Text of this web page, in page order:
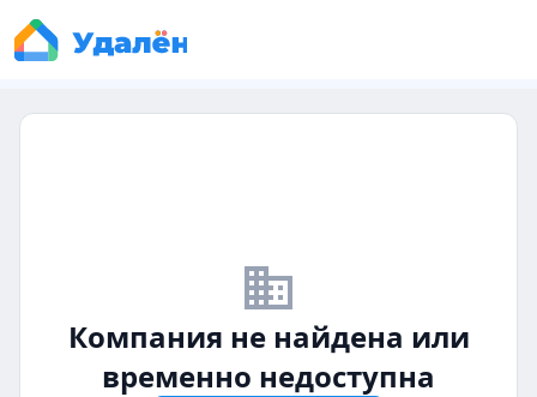
business_off
Компания не найдена или
временно недоступна